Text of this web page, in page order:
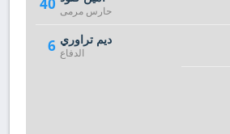
حارس مرمى
6 ديم تراوري
الدفاع